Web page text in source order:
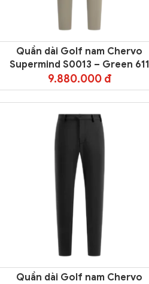
Quần dài Golf nam Chervo
Supermind S0013 – Green 611
9.880.000 đ
Quần dài Golf nam Chervo